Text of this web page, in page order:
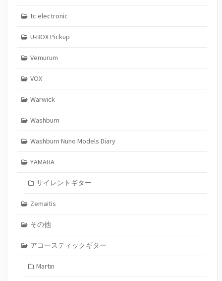
tc electronic
U-BOX Pickup
Vemurum
VOX
Warwick
Washburn
Washburn Nuno Models Diary
YAMAHA
サイレントギター
Zemaitis
その他
アコースティックギター
Martin